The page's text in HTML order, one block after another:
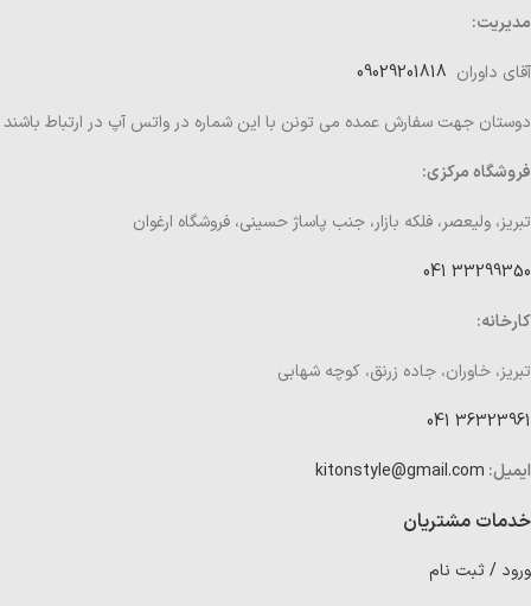
مدیریت:
آقای داوران
دوستان جهت سفارش عمده می تونن با این شماره در واتس آپ در ارتباط باشند
فروشگاه مرکزی:
تبریز، ولیعصر، فلکه بازار، جنب پاساژ حسینی، فروشگاه ارغوان
33299350 041
کارخانه:
تبریز، خاوران، جاده زرنق، کوچه شهابی
36323961 041
ایمیل: kitonstyle@gmail.com
خدمات مشتریان
ورود / ثبت نام